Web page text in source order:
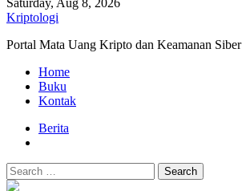
Saturday, Aug 8, 2026
Kriptologi
Portal Mata Uang Kripto dan Keamanan Siber
Primary
Menu
Home
Buku
Kontak
Berita
Search
for: